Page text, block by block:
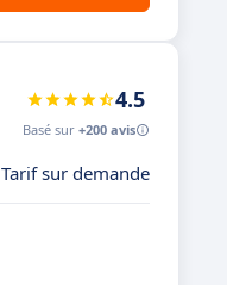
4.5
Basé sur +200 avis
Tarif sur demande